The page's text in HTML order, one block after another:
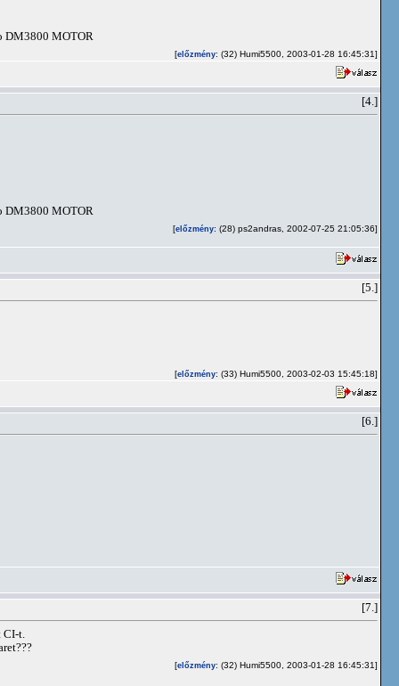
DM3800 MOTOR
[előzmény: (32) Humi5500, 2003-01-28 16:45:31]
[4.]
DM3800 MOTOR
[előzmény: (28) ps2andras, 2002-07-25 21:05:36]
[5.]
[előzmény: (33) Humi5500, 2003-02-03 15:45:18]
[6.]
[7.]
t.
[előzmény: (32) Humi5500, 2003-01-28 16:45:31]